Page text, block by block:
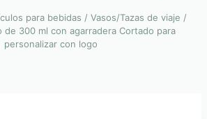
para bebidas / Vasos/Tazas de viaje /
de 300 ml con agarradera Cortado para
personalizar con logo